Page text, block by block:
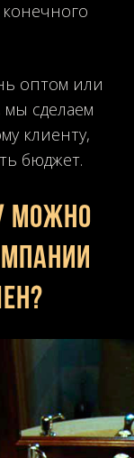
оптом или
мы сделаем
клиенту,
бюджет.
можно